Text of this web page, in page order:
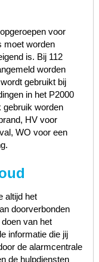
voor
moet worden
is. Bij 112
worden
gebruikt bij
in het P2000
gebruik worden
HV voor
WO voor een
altijd het
doorverbonden
van het
informatie die jij
de alarmcentrale
de hulpdiensten